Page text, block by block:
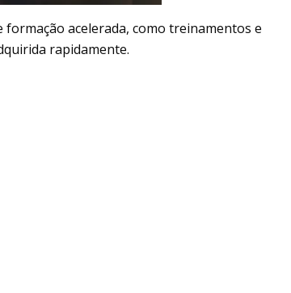
formação acelerada, como treinamentos e
rapidamente.